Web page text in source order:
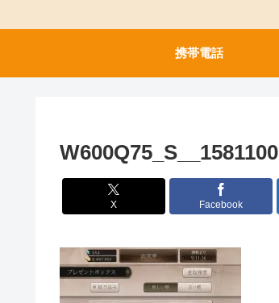
携帯電話
W600Q75_S__1581100
X Facebook